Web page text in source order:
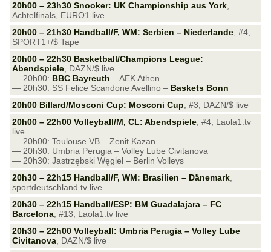
20h00 – 23h30 Snooker: UK Championship aus York
Achtelfinals, EURO1 live
20h00 – 21h30 Handball/F, WM: Serbien – Niederlande , #4,
SPORT1+/$ Tape
20h00 – 22h30 Basketball/Champions League:
Abendspiele , DAZN/$ live
— 20h00: BBC Bayreuth – AEK Athen
— 20h30: SS Felice Scandone Avellino – Baskets Bonn
20h00 Billard/Mosconi Cup: Mosconi Cup , #3, DAZN/$ live
20h00 – 22h00 Volleyball/M, CL: Abendspiele , #4, Laola1.tv
live
— 20h00: Toulouse VB – Zenit Kazan
— 20h30: Umbria Perugia – Volley Lube Civitanova
— 20h30: Jastrzębski Węgiel – Berlin Volleys
20h30 – 22h15 Handball/F, WM: Brasilien – Dänemark
sportdeutschland.tv live
20h30 – 22h15 Handball/ESP: BM Guadalajara – FC
Barcelona , #13, Laola1.tv live
20h30 – 22h00 Volleyball: Umbria Perugia – Volley Lube
Civitanova , DAZN/$ live